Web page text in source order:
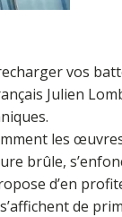
vos
Julien
les
brûle,
d’en
de